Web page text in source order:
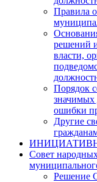
Правила
решений
власти,
Порядок
значимых
ошибки
Другие
Совет
Решение